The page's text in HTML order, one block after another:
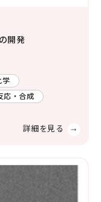
開発
学
応・合成